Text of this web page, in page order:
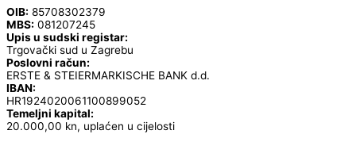
OIB: 85708302379
MBS: 081207245
Upis u sudski registar:
Trgovački sud u Zagrebu
Poslovni račun:
ERSTE & STEIERMARKISCHE BANK d.d.
IBAN:
HR1924020061100899052
Temeljni kapital:
20.000,00 kn, uplaćen u cijelosti